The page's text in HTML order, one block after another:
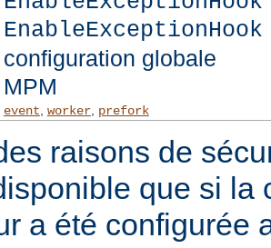
configuration globale
MPM
event worker, prefork
raisons de
que si la
a été configurée